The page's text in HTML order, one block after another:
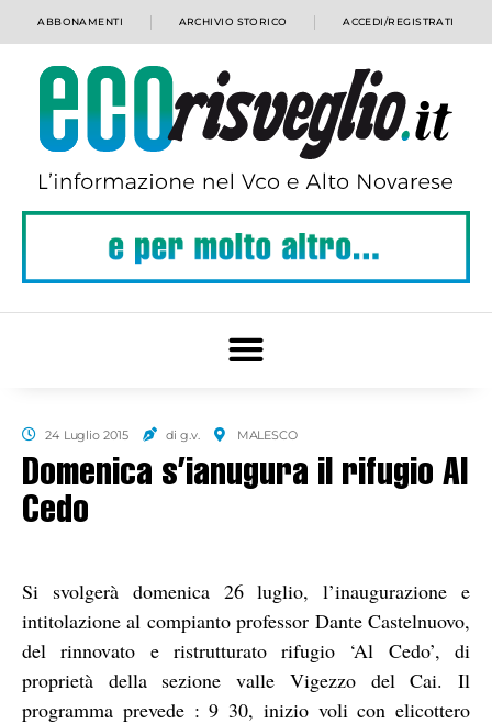
ABBONAMENTI ARCHIVIO STORICO ACCEDI/REGISTRATI
24 Luglio 2015 di g.v. MALESCO
Domenica s’ianugura il rifugio Al
Cedo
Si svolgerà domenica 26 luglio, l’inaugurazione e
intitolazione al compianto professor Dante Castelnuovo,
del rinnovato e ristrutturato rifugio ‘Al Cedo’, di
proprietà della sezione valle Vigezzo del Cai. Il
programma prevede : 9 30, inizio voli con elicottero